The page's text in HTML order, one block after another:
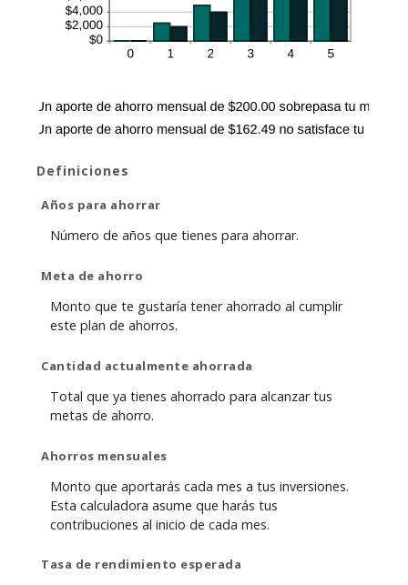
Definiciones
Años para ahorrar
Número de años que tienes para ahorrar.
Meta de ahorro
Monto que te gustaría tener ahorrado al cumplir
este plan de ahorros.
Cantidad actualmente ahorrada
Total que ya tienes ahorrado para alcanzar tus
metas de ahorro.
Ahorros mensuales
Monto que aportarás cada mes a tus inversiones.
Esta calculadora asume que harás tus
contribuciones al inicio de cada mes.
Tasa de rendimiento esperada